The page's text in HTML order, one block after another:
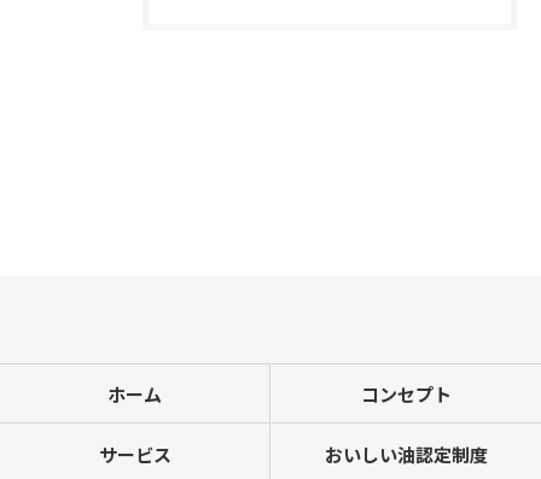
ホーム コンセプト
サービス おいしい油認定制度